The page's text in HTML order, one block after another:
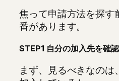
焦って申請方法を探す
番があります。
STEP1 自分の加入先を確
まず、見るべきなのは